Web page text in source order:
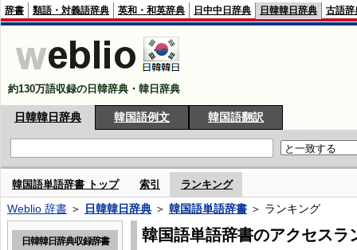
辞書 類語・対義語辞典 英和・和英辞典 日中中日辞典 日韓韓日辞典 古語辞
約130万語収録の日韓辞典・韓日辞典
日韓韓日辞典 韓国語例文 韓国語翻訳
韓国語単語辞書 トップ 索引 ランキング
Weblio 辞書 ＞ 日韓韓日辞典 ＞ 韓国語単語辞書 ＞ ランキング
韓国語単語辞書のアクセスラ
日韓韓日辞典収録辞書